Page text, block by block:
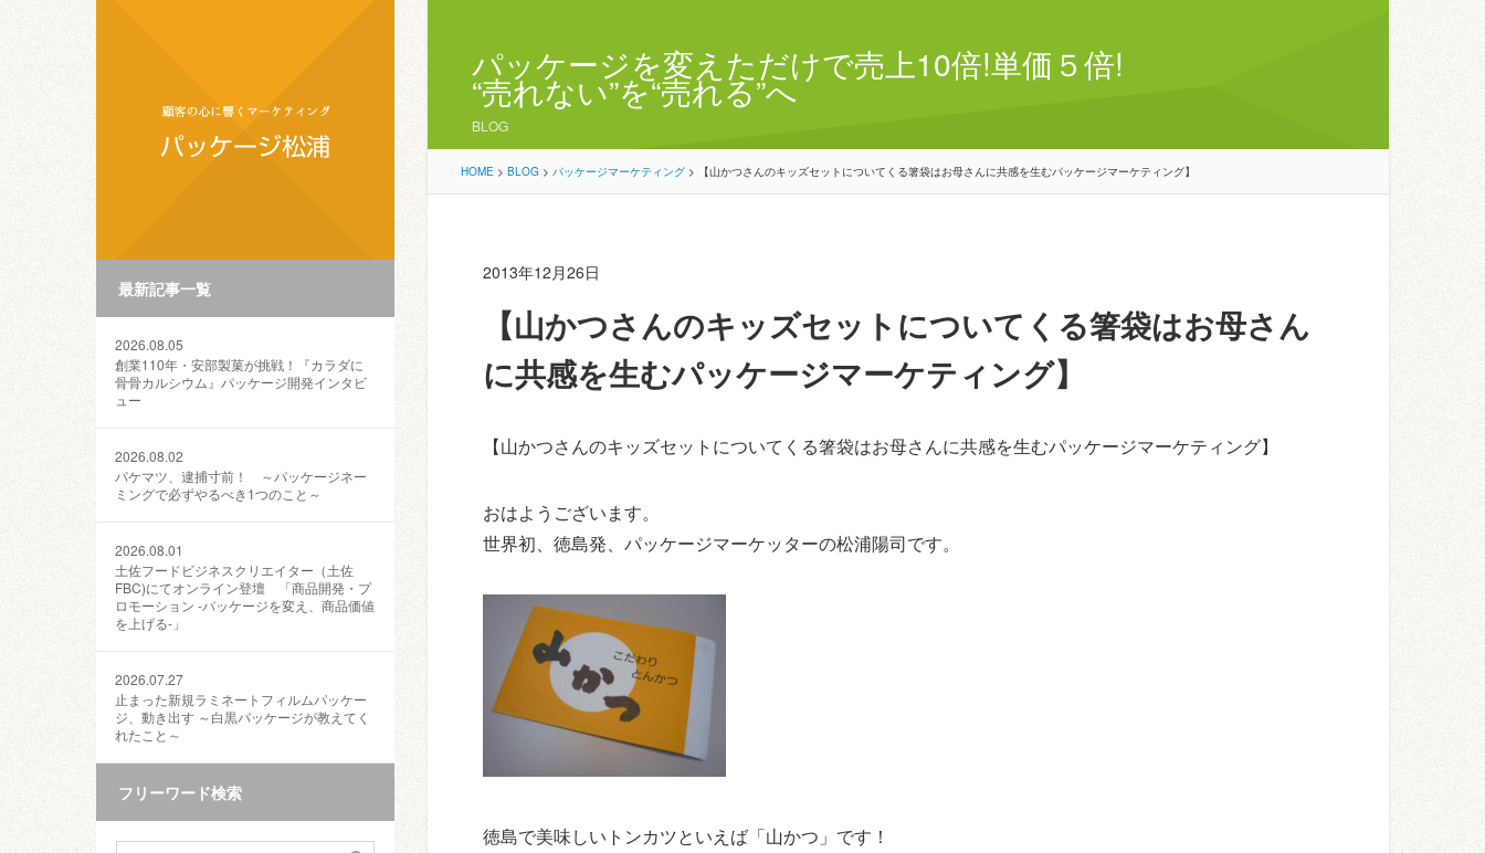
最新記事一覧
2026.08.05
創業110年・安部製菓が挑戦！『カラダに
骨骨カルシウム』パッケージ開発インタビ
ュー
2026.08.02
パケマツ、逮捕寸前！ ～パッケージネー
ミングで必ずやるべき1つのこと～
2026.08.01
土佐フードビジネスクリエイター（土佐
FBC)にてオンライン登壇 「商品開発・プ
ロモーション ‐パッケージを変え、商品価値
を上げる‐」
2026.07.27
止まった新規ラミネートフィルムパッケー
ジ、動き出す ～白黒パッケージが教えてく
れたこと～
フリーワード検索
パッケージを変えただけで売上10倍!単価５倍!
“売れない”を“売れる”へ
BLOG
HOME > BLOG > パッケージマーケティング > 【山かつさんのキッズセットについてくる箸袋はお母さんに共感を生むパッケージマーケティング】
2013年12月26日
【山かつさんのキッズセットについてくる箸袋はお母さん
に共感を生むパッケージマーケティング】
【山かつさんのキッズセットについてくる箸袋はお母さんに共感を生むパッケージマーケティング】
おはようございます。
世界初、徳島発、パッケージマーケッターの松浦陽司です。
徳島で美味しいトンカツといえば「山かつ」です！